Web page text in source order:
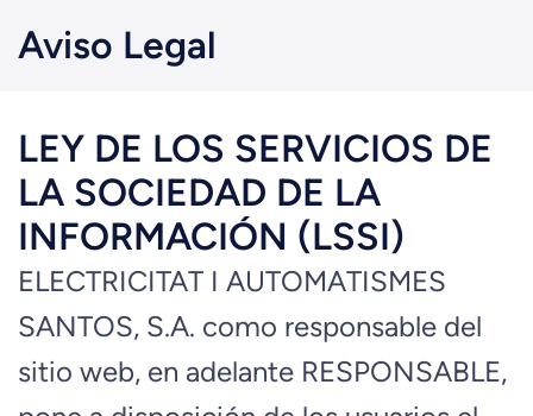
Aviso Legal
LEY DE LOS SERVICIOS DE
LA SOCIEDAD DE LA
INFORMACIÓN (LSSI)
ELECTRICITAT I AUTOMATISMES
SANTOS, S.A. como responsable del
sitio web, en adelante RESPONSABLE,